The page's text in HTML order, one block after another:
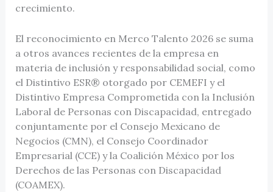
crecimiento.
El reconocimiento en Merco Talento 2026 se suma
a otros avances recientes de la empresa en
materia de inclusión y responsabilidad social, como
el Distintivo ESR® otorgado por CEMEFI y el
Distintivo Empresa Comprometida con la Inclusión
Laboral de Personas con Discapacidad, entregado
conjuntamente por el Consejo Mexicano de
Negocios (CMN), el Consejo Coordinador
Empresarial (CCE) y la Coalición México por los
Derechos de las Personas con Discapacidad
(COAMEX).